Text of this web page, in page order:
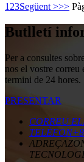
1 23Següent >>>
Butlletí
Per a consultes
nos el vostre correu
termini de 24 hores.
PRESENTAR
CORREU
TELÈFON
ADREÇA